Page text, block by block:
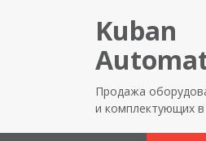
Kuban
Продажа
и комплектующих